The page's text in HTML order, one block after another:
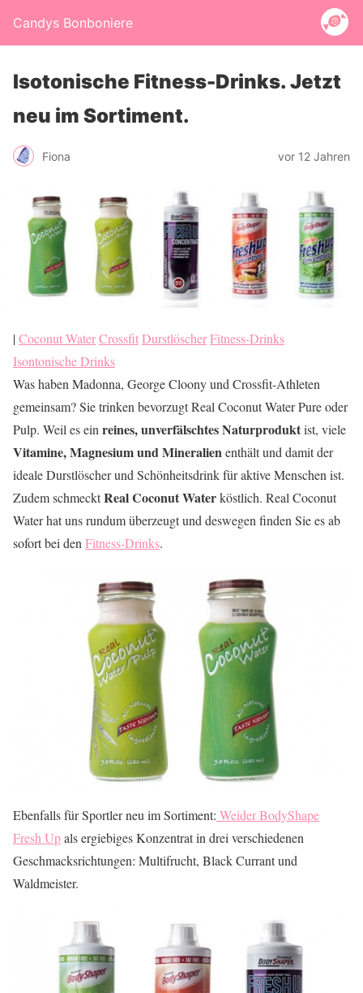
Candys Bonboniere
Isotonische Fitness-Drinks. Jetzt
neu im Sortiment.
Fiona vor 12 Jahren
|Coconut WaterCrossfitDurstlöscherFitness-Drinks
Isontonische Drinks
Was haben Madonna, George Cloony und Crossfit-Athleten
gemeinsam? Sie trinken bevorzugt Real Coconut Water Pure oder
Pulp. Weil es ein reines, unverfälschtes Naturproduktist, viele
Vitamine, Magnesium und Mineralienenthält und damit der
ideale Durstlöscher und Schönheitsdrink für aktive Menschen ist.
Zudem schmecktReal Coconut Waterköstlich. Real Coconut
Water hat uns rundum überzeugt und deswegen finden Sie es ab
sofort bei den Fitness-Drinks.
Ebenfalls für Sportler neu im Sortiment: Weider BodyShape
Fresh Upals ergiebiges Konzentrat in drei verschiedenen
Geschmacksrichtungen: Multifrucht, Black Currant und
Waldmeister.